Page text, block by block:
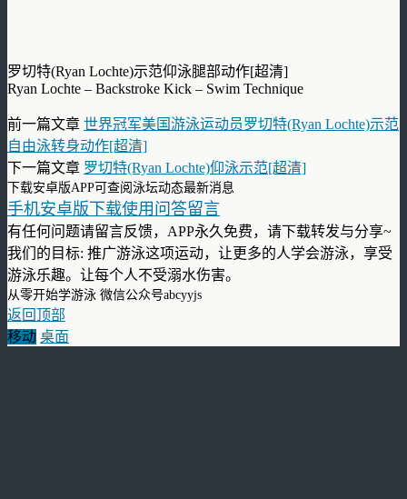
罗切特(Ryan Lochte)示范仰泳腿部动作[超清]
Ryan Lochte – Backstroke Kick – Swim Technique
前一篇文章 世界冠军美国游泳运动员罗切特(Ryan Lochte)示范
自由泳转身动作[超清]
下一篇文章 罗切特(Ryan Lochte)仰泳示范[超清]
下载安卓版APP可查阅泳坛动态最新消息
手机安卓版下载使用问答留言
有任何问题请留言反馈，APP永久免费，请下载转发与分享~
我们的目标: 推广游泳这项运动，让更多的人学会游泳，享受
游泳乐趣。让每个人不受溺水伤害。
从零开始学游泳 微信公众号abcyyjs
返回顶部
移动 桌面